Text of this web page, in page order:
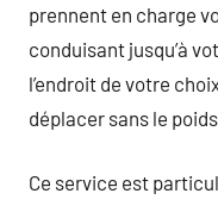
prennent en charge
conduisant jusqu’à
l’endroit de votre
déplacer sans le
Ce service est